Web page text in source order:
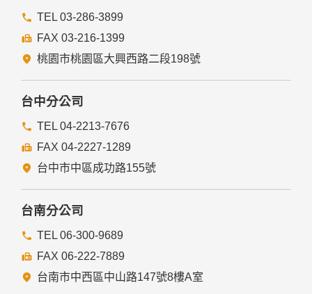
前項但書之情形包括不限於：
經由您書面同意。
法律明文規定。
與公務機關或學術研究機構合作，基於公共利益為統計或學術
研究而有必要，且資料經過提供者處理或蒐集者依其揭露方式
無從識別特定之當事人。
當您在網站的行為，違反服務條款或可能損害或妨礙網站與其
揭露您的個人資料是為了辨識、聯絡或採取法律行動所必要
者。
本網站委託廠商協助蒐集、處理或利用您的個人資料時，將對
委外廠商或個人善盡監督管理之責。
六、Cookie之使用
為了提供您最佳的服務，本網站會在您的電腦中放置並取用我
們的Cookie，若您不願接受Cookie的寫入，您可在您使用的
瀏覽器功能項中設定隱私權等級為高，即可拒絕Cookie的寫
TEL 03-286-3899
FAX 03-216-1399
桃園市桃園區大興西路二段198號
台中分公司
TEL 04-2213-7676
FAX 04-2227-1289
台中市中區成功路155號
台南分公司
TEL 06-300-9689
FAX 06-222-7889
台南市中西區中山路147號8樓A室